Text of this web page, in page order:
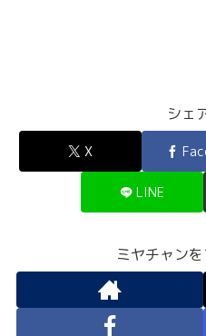
シェ
X
LINE
ミヤチャン